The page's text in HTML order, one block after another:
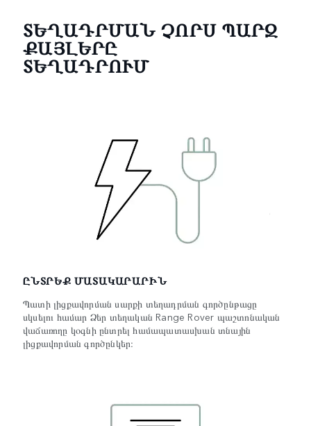
ՏԵՂԱԴՐՄԱՆ ՉՈՐՍ ՊԱՐԶ
ՔԱՅԼԵՐԸ
ՏԵՂԱԴՐՈՒՄ
ԸՆՏՐԵՔ ՄԱՏԱԿԱՐԱՐԻՆ
Պատի լիցքավորման սարքի տեղադրման գործընթացը
սկսելու համար Ձեր տեղական Range Rover պաշտոնական
վաճառողը կօգնի ընտրել համապատասխան տնային
լիցքավորման գործընկեր։